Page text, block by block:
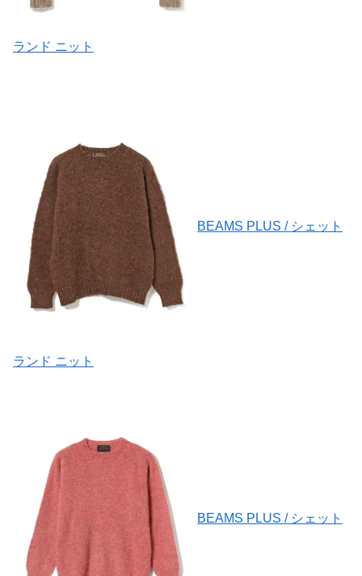
ランド ニット
BEAMS PLUS / シェット
ランド ニット
BEAMS PLUS / シェット